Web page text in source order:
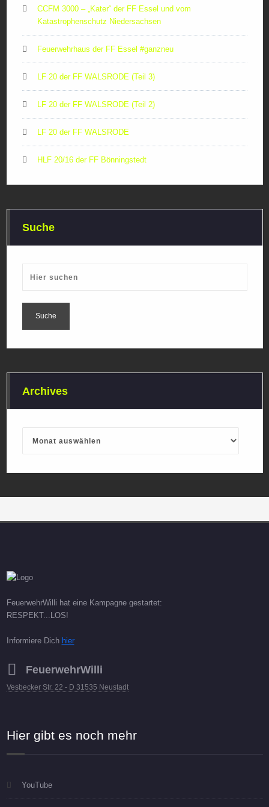
CCFM 3000 – „Kater“ der FF Essel und vom
Katastrophenschutz Niedersachsen
Feuerwehrhaus der FF Essel #ganzneu
LF 20 der FF WALSRODE (Teil 3)
LF 20 der FF WALSRODE (Teil 2)
LF 20 der FF WALSRODE
HLF 20/16 der FF Bönningstedt
Suche
Archives
FeuerwehrWilli hat eine Kampagne gestartet:
RESPEKT...LOS!
Informiere Dich hier
FeuerwehrWilli
Vesbecker Str. 22 - D 31535 Neustadt
Hier gibt es noch mehr
YouTube